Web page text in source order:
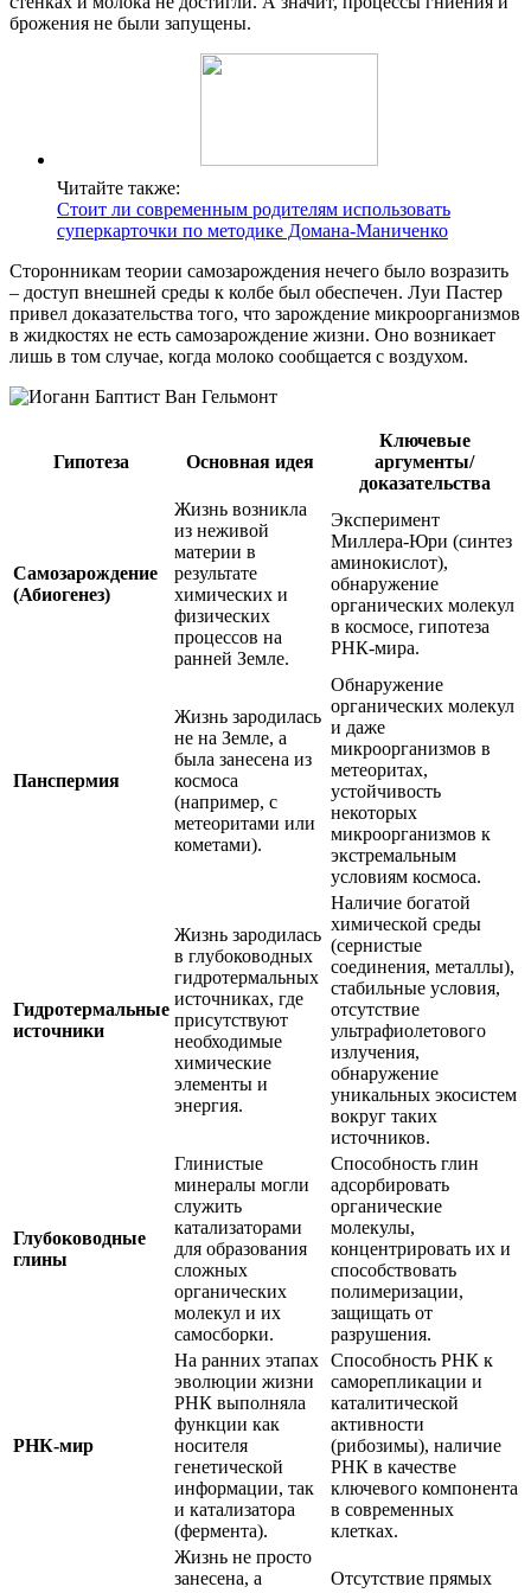
брожения не были запущены.
Читайте также:
Стоит ли современным родителям использовать
суперкарточки по методике Домана-Маниченко
Сторонникам теории самозарождения нечего было возразить
– доступ внешней среды к колбе был обеспечен. Луи Пастер
привел доказательства того, что зарождение микроорганизмов
в жидкостях не есть самозарождение жизни. Оно возникает
лишь в том случае, когда молоко сообщается с воздухом.
Гипотеза Основная идея
Ключевые
аргументы/
доказательства
Самозарождение
(Абиогенез)
Жизнь возникла
из неживой
материи в
результате
химических и
физических
процессов на
ранней Земле.
Эксперимент
Миллера-Юри (синтез
аминокислот),
обнаружение
органических молекул
в космосе, гипотеза
РНК-мира.
Панспермия
Жизнь зародилась
не на Земле, а
была занесена из
космоса
(например, с
метеоритами или
кометами).
Обнаружение
органических молекул
и даже
микроорганизмов в
метеоритах,
устойчивость
некоторых
микроорганизмов к
экстремальным
условиям космоса.
Гидротермальные
источники
Жизнь зародилась
в глубоководных
гидротермальных
источниках, где
присутствуют
необходимые
химические
элементы и
энергия.
Наличие богатой
химической среды
(сернистые
соединения, металлы),
стабильные условия,
отсутствие
ультрафиолетового
излучения,
обнаружение
уникальных экосистем
вокруг таких
источников.
Глубоководные
глины
Глинистые
минералы могли
служить
катализаторами
для образования
сложных
органических
молекул и их
самосборки.
Способность глин
адсорбировать
органические
молекулы,
концентрировать их и
способствовать
полимеризации,
защищать от
разрушения.
РНК-мир
На ранних этапах
эволюции жизни
РНК выполняла
функции как
носителя
генетической
информации, так
и катализатора
(фермента).
Способность РНК к
саморепликации и
каталитической
активности
(рибозимы), наличие
РНК в качестве
ключевого компонента
в современных
клетках.
Жизнь не просто
занесена, а
Отсутствие прямых